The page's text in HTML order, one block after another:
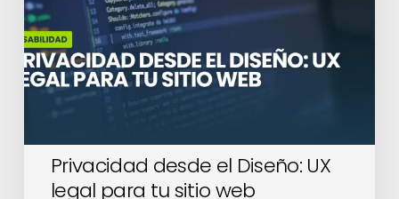
UX
legal
para
tu
Privacidad desde el Diseño: UX
legal para tu sitio web